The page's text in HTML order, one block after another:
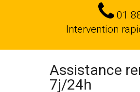
Tel
01
Intervention
Assistance
7j/24h